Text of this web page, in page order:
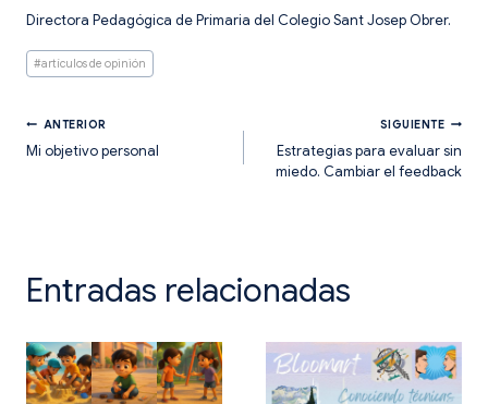
Directora Pedagógica de Primaria del Colegio Sant Josep Obrer.
Etiquetas
de
entrada:
#artículos de opinión
Navegación
ANTERIOR
Mi objetivo personal
SIGUIENTE
Estrategias para evaluar sin
miedo. Cambiar el feedback
Entradas relacionadas